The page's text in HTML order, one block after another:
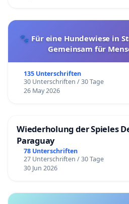
🐾 Für eine Hundewiese in
Gemeinsam für
135 Unterschriften
30 Unterschriften / 30 Tage
26 May 2026
Wiederholung der Spieles
Paraguay
78 Unterschriften
27 Unterschriften / 30 Tage
30 Jun 2026